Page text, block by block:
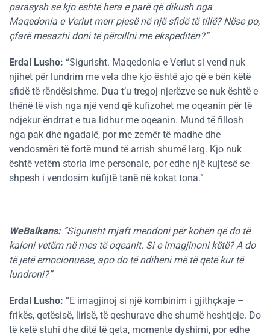
parasysh se kjo është hera e parë që dikush nga
Maqedonia e Veriut merr pjesë në një sfidë të tillë? Nëse po,
çfarë mesazhi doni të përcillni me ekspeditën?”
Erdal Lusho: “Sigurisht. Maqedonia e Veriut si vend nuk
njihet për lundrim me vela dhe kjo është ajo që e bën këtë
sfidë të rëndësishme. Dua t’u tregoj njerëzve se nuk është e
thënë të vish nga një vend që kufizohet me oqeanin për të
ndjekur ëndrrat e tua lidhur me oqeanin. Mund të fillosh
nga pak dhe ngadalë, por me zemër të madhe dhe
vendosmëri të fortë mund të arrish shumë larg. Kjo nuk
është vetëm storia ime personale, por edhe një kujtesë se
shpesh i vendosim kufijtë tanë në kokat tona.”
WeBalkans:“Sigurisht mjaft mendoni për kohën që do të
kaloni vetëm në mes të oqeanit. Si e imagjinoni këtë? A do
të jetë emocionuese, apo do të ndiheni më të qetë kur të
lundroni?”
Erdal Lusho: “E imagjinoj si një kombinim i gjithçkaje –
frikës, qetësisë, lirisë, të qeshurave dhe shumë heshtjeje. Do
të ketë stuhi dhe ditë të qeta, momente dyshimi, por edhe